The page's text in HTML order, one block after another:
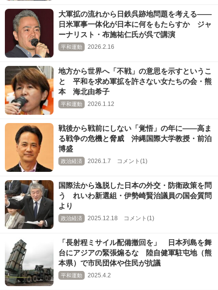
大軍拡の流れから日鉄呉跡地問題を考える――
日米軍事一体化が日本に何をもたらすか ジャ
ーナリスト・布施祐仁氏が呉で講演
平和運動 2026.2.16
地方から世界へ「不戦」の意思を示すというこ
と 平和を求め軍拡を許さない女たちの会・熊
本 海北由希子
平和運動 2026.1.12
戦後から戦前にしない「覚悟」の年に――高ま
る戦争の危機と脅威 沖縄国際大学教授・前泊
博盛
政治経済 2026.1.7 コメント(1)
国際法から逸脱した日本の外交・防衛政策を問
う れいわ新選組・伊勢崎賢治議員の国会質問
より
政治経済 2025.12.18 コメント(1)
「長射程ミサイル配備撤回を」 日本列島を舞
台にアジアの緊張煽るな 陸自健軍駐屯地（熊
本県）で市民団体や住民が抗議
平和運動 2025.4.2